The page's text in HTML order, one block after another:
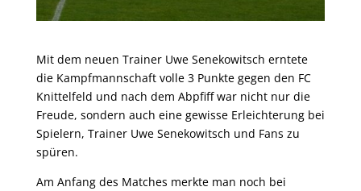
Mit dem neuen Trainer Uwe Senekowitsch erntete
die Kampfmannschaft volle 3 Punkte gegen den FC
Knittelfeld und nach dem Abpfiff war nicht nur die
Freude, sondern auch eine gewisse Erleichterung bei
Spielern, Trainer Uwe Senekowitsch und Fans zu
spüren.
Am Anfang des Matches merkte man noch bei